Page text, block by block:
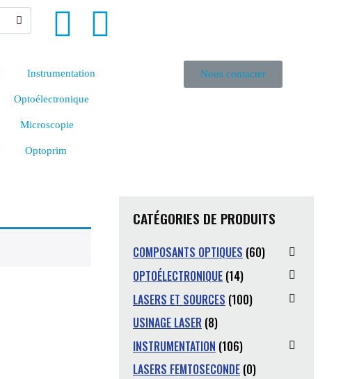
Instrumentation
Optoélectronique
Microscopie
Optoprim
Nous contacter
CATÉGORIES DE PRODUITS
COMPOSANTS OPTIQUES (60)
OPTOÉLECTRONIQUE (14)
LASERS ET SOURCES (100)
USINAGE LASER (8)
INSTRUMENTATION (106)
LASERS FEMTOSECONDE (0)